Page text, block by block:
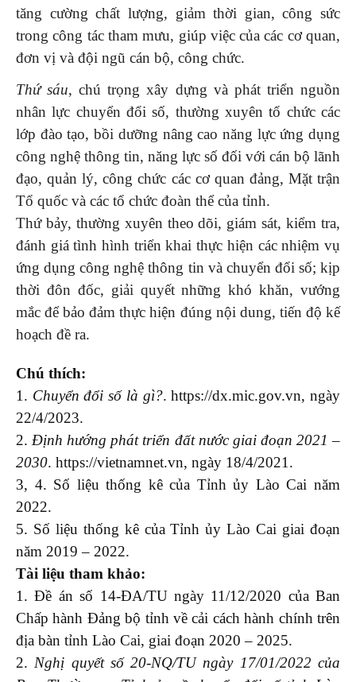
tăng cường chất lượng, giảm thời gian, công sức
trong công tác tham mưu, giúp việc của các cơ quan,
đơn vị và đội ngũ cán bộ, công chức.
Thứ sáu, chú trọng xây dựng và phát triển nguồn
nhân lực chuyển đổi số, thường xuyên tổ chức các
lớp đào tạo, bồi dưỡng nâng cao năng lực ứng dụng
công nghệ thông tin, năng lực số đối với cán bộ lãnh
đạo, quản lý, công chức các cơ quan đảng, Mặt trận
Tổ quốc và các tổ chức đoàn thể của tỉnh.
Thứ bảy, thường xuyên theo dõi, giám sát, kiểm tra,
đánh giá tình hình triển khai thực hiện các nhiệm vụ
ứng dụng công nghệ thông tin và chuyển đổi số; kịp
thời đôn đốc, giải quyết những khó khăn, vướng
mắc để bảo đảm thực hiện đúng nội dung, tiến độ kế
hoạch đề ra.
Chú thích:
1. Chuyển đổi số là gì?. https://dx.mic.gov.vn, ngày
22/4/2023.
2.Định hướng phát triển đất nước giai đoạn 2021 –
2030. https://vietnamnet.vn, ngày 18/4/2021.
3, 4. Số liệu thống kê của Tỉnh ủy Lào Cai năm
2022.
5. Số liệu thống kê của Tỉnh ủy Lào Cai giai đoạn
năm 2019 – 2022.
Tài liệu tham khảo:
1. Đề án số 14-ĐA/TU ngày 11/12/2020 của Ban
Chấp hành Đảng bộ tỉnh về cải cách hành chính trên
địa bàn tỉnh Lào Cai, giai đoạn 2020 – 2025.
2. Nghị quyết số 20-NQ/TU ngày 17/01/2022 của